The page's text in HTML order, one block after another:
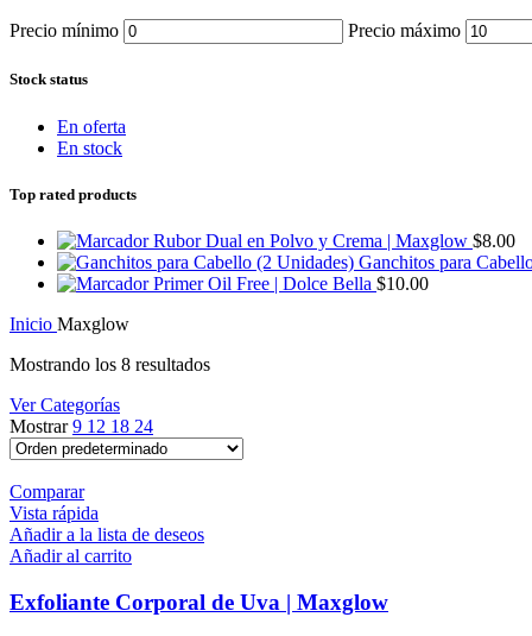
Precio mínimo Precio máximo
Stock status
En oferta
En stock
Top rated products
Rubor Dual en Polvo y Crema | Maxglow $8.00
Ganchitos para
Primer Oil Free | Dolce Bella $10.00
Inicio Maxglow
Mostrando los 8 resultados
Ver Categorías
Mostrar9 12 18 24
Comparar
Vista rápida
Añadir a la lista de deseos
Añadir al carrito
Exfoliante Corporal de Uva | Maxglow